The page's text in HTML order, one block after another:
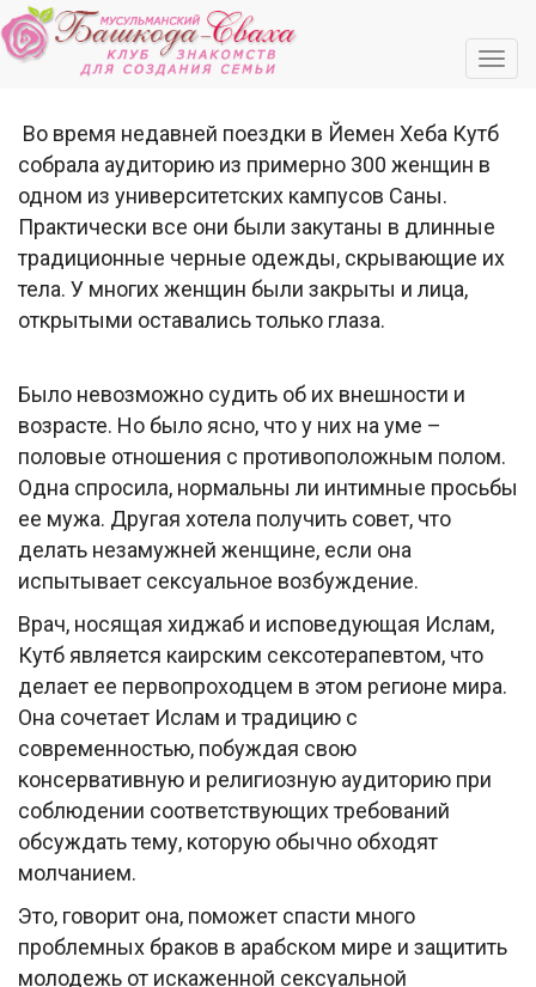
Во время недавней поездки в Йемен Хеба Кутб
собрала аудиторию из примерно 300 женщин в
одном из университетских кампусов Саны.
Практически все они были закутаны в длинные
традиционные черные одежды, скрывающие их
тела. У многих женщин были закрыты и лица,
открытыми оставались только глаза.
Было невозможно судить об их внешности и
возрасте. Но было ясно, что у них на уме –
половые отношения с противоположным полом.
Одна спросила, нормальны ли интимные просьбы
ее мужа. Другая хотела получить совет, что
делать незамужней женщине, если она
испытывает сексуальное возбуждение.
Врач, носящая хиджаб и исповедующая Ислам,
Кутб является каирским сексотерапевтом, что
делает ее первопроходцем в этом регионе мира.
Она сочетает Ислам и традицию с
современностью, побуждая свою
консервативную и религиозную аудиторию при
соблюдении соответствующих требований
обсуждать тему, которую обычно обходят
молчанием.
Это, говорит она, поможет спасти много
проблемных браков в арабском мире и защитить
молодежь от искаженной сексуальной